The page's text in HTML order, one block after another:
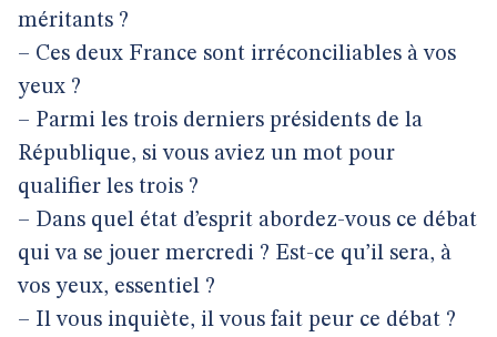
méritants ?
– Ces deux France sont irréconciliables à vos
yeux ?
– Parmi les trois derniers présidents de la
République, si vous aviez un mot pour
qualifier les trois ?
– Dans quel état d’esprit abordez-vous ce débat
qui va se jouer mercredi ? Est-ce qu’il sera, à
vos yeux, essentiel ?
– Il vous inquiète, il vous fait peur ce débat ?